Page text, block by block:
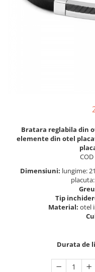
INELE
Bratara reglabila din
elemente din otel
Dimensiuni: lungime:
Tip
Material: otel
Durata de